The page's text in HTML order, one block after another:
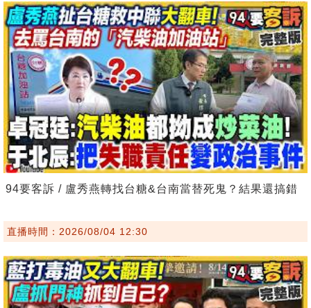
94要客訴 / 盧秀燕轉找台糖&台南當替死鬼？結果還搞錯
直播時間：2026/08/04 12:30